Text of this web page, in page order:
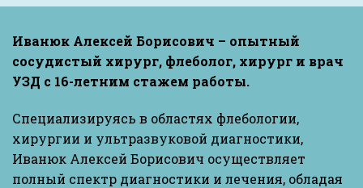
Иванюк Алексей Борисович – опытный
сосудистый хирург, флеболог, хирург и врач
УЗД с 16-летним стажем работы.
Специализируясь в областях флебологии,
хирургии и ультразвуковой диагностики,
Иванюк Алексей Борисович осуществляет
полный спектр диагностики и лечения, обладая